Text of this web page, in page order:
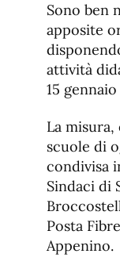
Sono ben
apposite
attività
15
La
scuole di
condivisa
Sindaci di
Posta
Appenino.